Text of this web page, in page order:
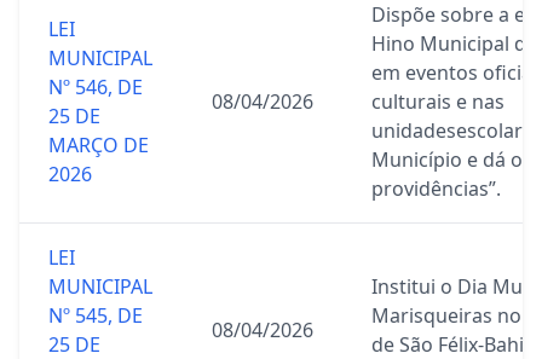
LEI
MUNICIPAL
Nº 546, DE
25 DE
MARÇO DE
2026
08/04/2026
Dispõe sobre a
Hino Municipal de
em eventos
culturais e nas
Município e dá
providências”.
LEI
MUNICIPAL
Nº 545, DE
25 DE
08/04/2026
Institui o Dia
Marisqueiras no
de São Félix-Bahia